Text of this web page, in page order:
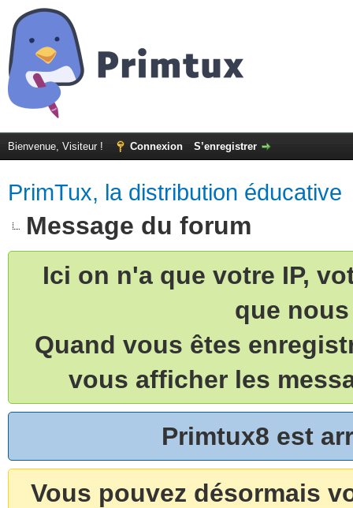
Bienvenue, Visiteur ! Connexion S’enregistrer
PrimTux, la distribution éducative
Message du forum
Ici on n'a que votre IP,
que
Quand vous êtes
vous afficher les
Primtux8 est
Vous pouvez désormais